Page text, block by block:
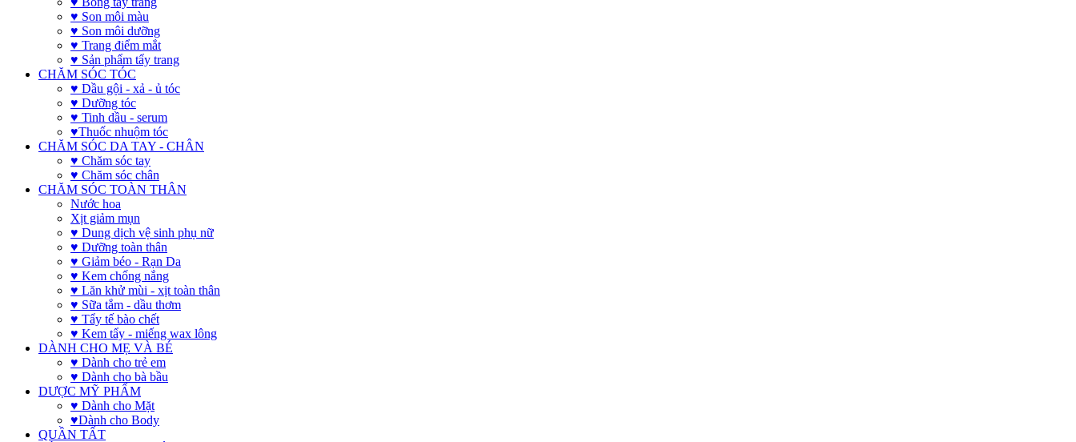
♥ Son môi màu
♥ Son môi dưỡng
♥ Trang điểm mắt
♥ Sản phẩm tẩy trang
CHĂM SÓC TÓC
♥ Dầu gội - xả - ủ tóc
♥ Dưỡng tóc
♥ Tinh dầu - serum
♥Thuốc nhuộm tóc
CHĂM SÓC DA TAY - CHÂN
♥ Chăm sóc tay
♥ Chăm sóc chân
CHĂM SÓC TOÀN THÂN
Nước hoa
Xịt giảm mụn
♥ Dung dịch vệ sinh phụ nữ
♥ Dưỡng toàn thân
♥ Giảm béo - Rạn Da
♥ Kem chống nắng
♥ Lăn khử mùi - xịt toàn thân
♥ Sữa tắm - dầu thơm
♥ Tẩy tế bào chết
♥ Kem tẩy - miếng wax lông
DÀNH CHO MẸ VÀ BÉ
♥ Dành cho trẻ em
♥ Dành cho bà bầu
DƯỢC MỸ PHẨM
♥ Dành cho Mặt
♥Dành cho Body
QUẦN TẤT